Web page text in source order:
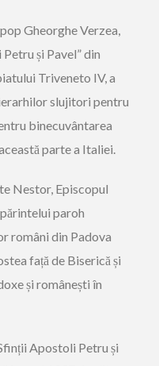
Gheorghe Verzea,
și Pavel” din
Triveneto IV, a
slujitori pentru
binecuvântarea
parte a Italiei.
Nestor, Episcopul
paroh
români din Padova
față de Biserică și
și românești în
Apostoli Petru și